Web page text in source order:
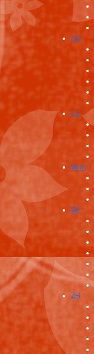
AG
LU
Bern
BE
ZH